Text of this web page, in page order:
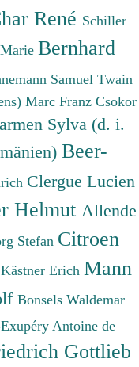
René Schiller
Bernhard
Samuel Twain
Marc Franz Csokor
Sylva (d. i.
Beer-
Clergue Lucien
Helmut Allende
Stefan Citroen
Kästner Erich Mann
Bonsels Waldemar
Antoine de
Gottlieb